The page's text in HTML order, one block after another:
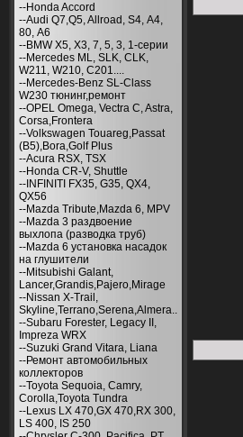
--Honda Accord
--Audi Q7,Q5, Allroad, S4, А4,
80, A6
--BMW X5, X3, 7, 5, 3, 1-серии
--Mercedes ML, SLK, CLK,
W211, W210, С201....
--Mercedes-Benz SL-Class
W230 тюнинг,ремонт
--OPEL Omega, Vectra C, Astra,
Corsa,Frontera
--Volkswagen Touareg,Passat
(B5),Bora,Golf Plus
--Acura RSX, TSX
--Honda CR-V, Shuttle
--INFINITI FX35, G35, QX4,
QX56
--Mazda Tribute,Mazda 6, MPV
--Mazda 3 раздвоение
выхлопа (разводка труб)
--Mazda 6 установка насадок
на глушители
--Mitsubishi Galant,
Lancer,Grandis,Pajero,Mirage
--Nissan X-Trail,
Skyline,Terrano,Serena,Almera..
--Subaru Forester, Legacy II,
Impreza WRX
--Suzuki Grand Vitara, Liana
--Ремонт автомобильных
коллекторов
--Toyota Sequoia, Camry,
Corolla,Toyota Tundra
--Lexus LX 470,GX 470,RX 300,
LS 400, IS 250